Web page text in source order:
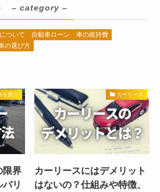
– category –
ついて 自動車ローン
車の維持費
の選び方
を買う
限界
リ
カーリース
カーリースにはデメリット
はないの？仕組みや特徴、